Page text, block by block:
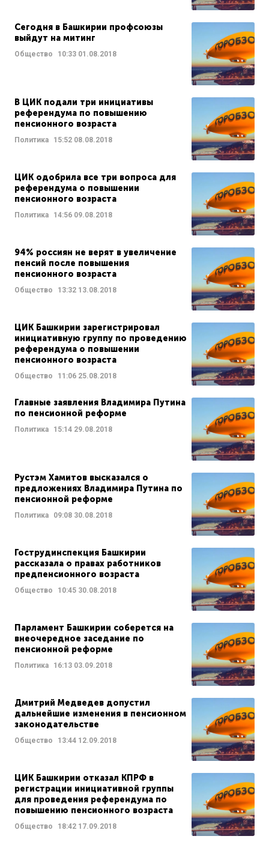
Сегодня в Башкирии профсоюзы
выйдут на митинг
Общество 10:33 01.08.2018
В ЦИК подали три инициативы
референдума по повышению
пенсионного возраста
Политика 15:52 08.08.2018
ЦИК одобрила все три вопроса для
референдума о повышении
пенсионного возраста
Политика 14:56 09.08.2018
94% россиян не верят в увеличение
пенсий после повышения
пенсионного возраста
Общество 13:32 13.08.2018
ЦИК Башкирии зарегистрировал
инициативную группу по проведению
референдума о повышении
пенсионного возраста
Общество 11:06 25.08.2018
Главные заявления Владимира Путина
по пенсионной реформе
Политика 15:14 29.08.2018
Рустэм Хамитов высказался о
предложениях Владимира Путина по
пенсионной реформе
Политика 09:08 30.08.2018
Гострудинспекция Башкирии
рассказала о правах работников
предпенсионного возраста
Общество 10:45 30.08.2018
Парламент Башкирии соберется на
внеочередное заседание по
пенсионной реформе
Политика 16:13 03.09.2018
Дмитрий Медведев допустил
дальнейшие изменения в пенсионном
законодательстве
Общество 13:44 12.09.2018
ЦИК Башкирии отказал КПРФ в
регистрации инициативной группы
для проведения референдума по
повышению пенсионного возраста
Общество 18:42 17.09.2018